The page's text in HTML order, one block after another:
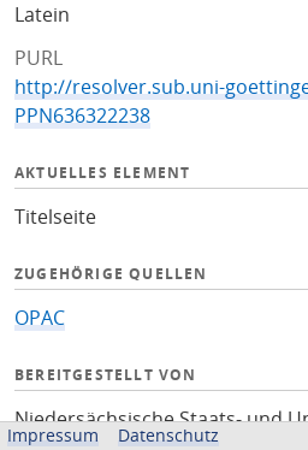
Latein
PURL
http://resolver.sub.uni-
PPN636322238
AKTUELLES ELEMENT
Titelseite
ZUGEHÖRIGE QUELLEN
OPAC
BEREITGESTELLT VON
Niedersächsische Staats- und
Impressum Datenschutz